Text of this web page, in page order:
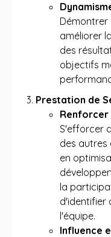
Démontrer
améliorer
des
objectifs
Prestation de
Renforcer
S'efforcer
des autres
en
la
d'identifier
l'équipe.
Influence